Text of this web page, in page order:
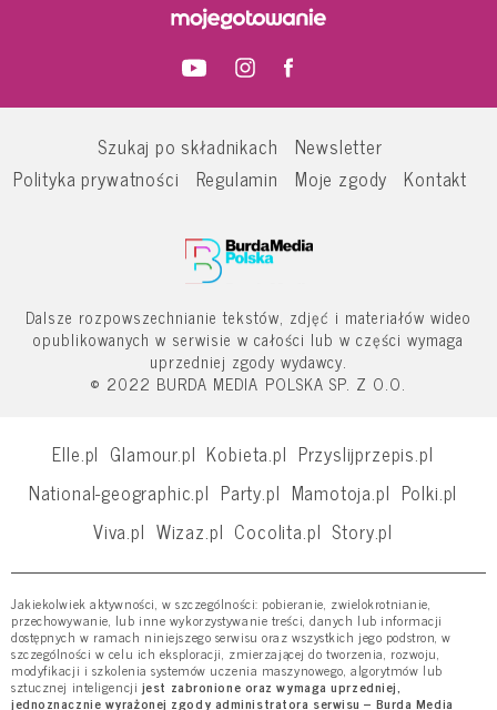
Szukaj po składnikach
Newsletter
Polityka prywatności
Regulamin Moje zgody Kontakt
Dalsze rozpowszechnianie tekstów, zdjęć i materiałów wideo
opublikowanych w serwisie w całości lub w części wymaga
uprzedniej zgody wydawcy.
© 2022 BURDA MEDIA POLSKA SP. Z O.O.
Elle.pl Glamour.pl Kobieta.pl Przyslijprzepis.pl
National-geographic.pl Party.pl Mamotoja.pl Polki.pl
Viva.pl Wizaz.pl Cocolita.pl Story.pl
Jakiekolwiek aktywności, w szczególności: pobieranie, zwielokrotnianie,
przechowywanie, lub inne wykorzystywanie treści, danych lub informacji
dostępnych w ramach niniejszego serwisu oraz wszystkich jego podstron, w
szczególności w celu ich eksploracji, zmierzającej do tworzenia, rozwoju,
modyfikacji i szkolenia systemów uczenia maszynowego, algorytmów lub
sztucznej inteligencji jest zabronione oraz wymaga uprzedniej,
jednoznacznie wyrażonej zgody administratora serwisu – Burda Media